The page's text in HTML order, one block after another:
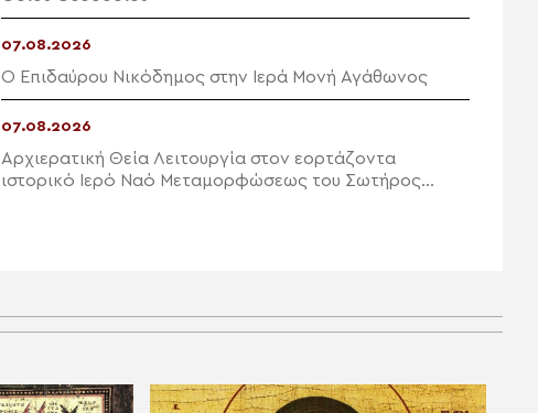
07.08.2026
Ο Επιδαύρου Νικόδημος στην Ιερά Μονή Αγάθωνος
07.08.2026
Αρχιερατική Θεία Λειτουργία στον εορτάζοντα
ιστορικό Ιερό Ναό Μεταμορφώσεως του Σωτήρος